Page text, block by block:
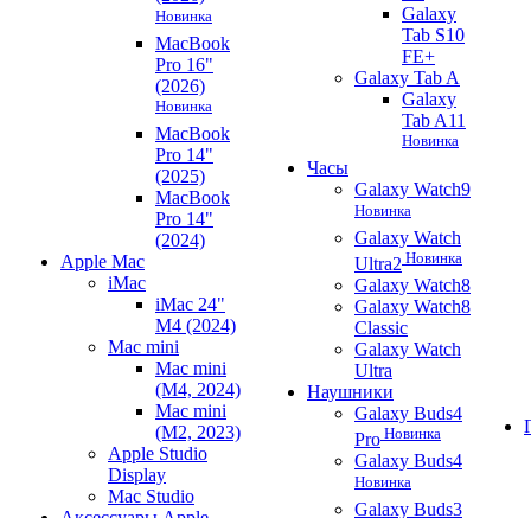
Новинка
MacBook
Pro 16"
(2026)
Новинка
MacBook
Pro 14"
(2025)
MacBook
Pro 14"
(2024)
Apple Mac
iMac
iMac 24"
M4 (2024)
Mac mini
Mac mini
(M4, 2024)
Mac mini
(M2, 2023)
Apple Studio
Display
Mac Studio
Galaxy
Tab S10
FE+
Galaxy Tab A
Galaxy
Tab A11
Новинка
Часы
Galaxy Watch9
Новинка
Galaxy Watch
Ultra2 Новинка
Galaxy Watch8
Galaxy Watch8
Classic
Galaxy Watch
Ultra
Наушники
Galaxy Buds4
Pro Новинка
Galaxy Buds4
Новинка
Galaxy Buds3